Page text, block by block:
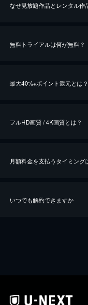
なぜ見放題作品とレンタル作
無料トライアルは何が無料？
最大40%※ポイント還元とは？
※40％ポイント還元の対象は、ク
フルHD画質 / 4K画質とは？
月額料金を支払うタイミング
いつでも解約できますか